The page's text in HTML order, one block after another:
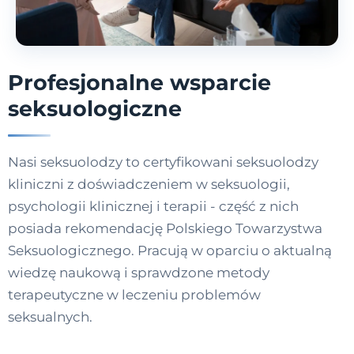
Profesjonalne wsparcie
seksuologiczne
Nasi seksuolodzy to certyfikowani seksuolodzy
kliniczni z doświadczeniem w seksuologii,
psychologii klinicznej i terapii - część z nich
posiada rekomendację Polskiego Towarzystwa
Seksuologicznego. Pracują w oparciu o aktualną
wiedzę naukową i sprawdzone metody
terapeutyczne w leczeniu problemów
seksualnych.